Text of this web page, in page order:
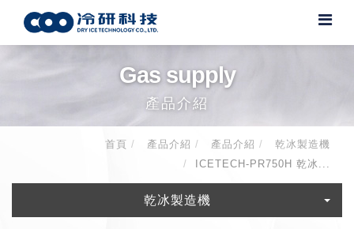
Gas supply
產品介紹
首頁 產品介紹 產品介紹
乾冰製造機
ICETECH-PR750H 乾冰...
乾冰製造機